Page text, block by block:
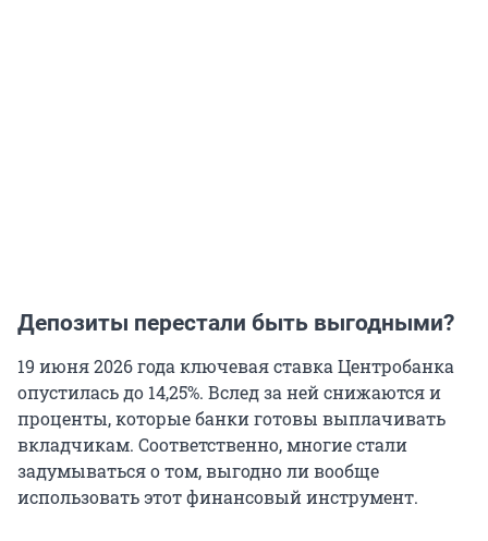
Депозиты перестали быть выгодными?
19 июня 2026 года ключевая ставка Центробанка
опустилась до 14,25%. Вслед за ней снижаются и
проценты, которые банки готовы выплачивать
вкладчикам. Соответственно, многие стали
задумываться о том, выгодно ли вообще
использовать этот финансовый инструмент.